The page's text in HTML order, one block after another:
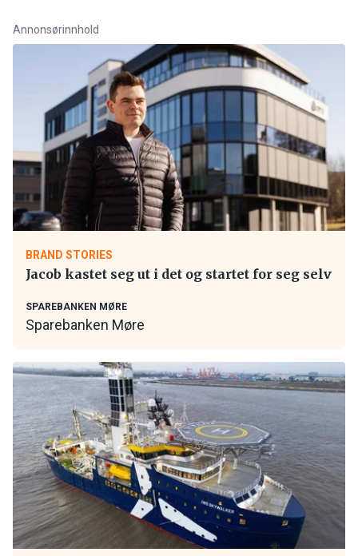
Annonsørinnhold
BRAND STORIES
Jacob kastet seg ut i det og startet for seg selv
SPAREBANKEN MØRE
Sparebanken Møre